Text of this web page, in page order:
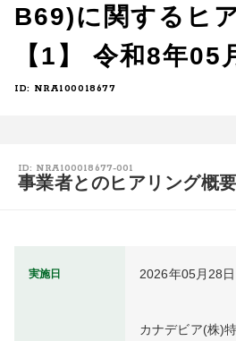
B69)に関するヒ
【1】 令和8年05
ID: NRA100018677
ID: NRA100018677-001
事業者とのヒアリング概
実施日 2026年05月28日
カナデビア(株)